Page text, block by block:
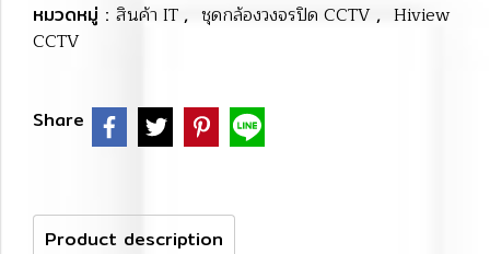
หมวดหมู่ : สินค้า IT , ชุดกล้องวงจรปิด CCTV , Hiview
CCTV
Share
Product description